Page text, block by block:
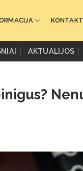
AKTUALIJOS